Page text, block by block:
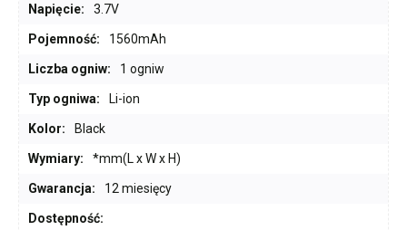
Napięcie: 3.7V
Pojemność: 1560mAh
Liczba ogniw: 1 ogniw
Typ ogniwa: Li-ion
Kolor: Black
Wymiary: *mm(L x W x H)
Gwarancja: 12 miesięcy
Dostępność: